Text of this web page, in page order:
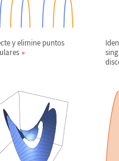
y elimine puntos